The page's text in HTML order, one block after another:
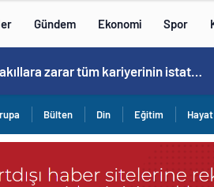
Gündem Ekonomi Spor
Cristiano Ronaldo’nun akıllara zarar tüm kariyerinin istatistiğini çıkardık !
Bülten Din Eğitim Hayat